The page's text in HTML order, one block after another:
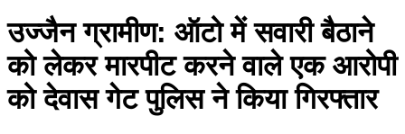
उज्जैन ग्रामीण: ऑटो में सवारी बैठाने
को लेकर मारपीट करने वाले एक आरोपी
को देवास गेट पुलिस ने किया गिरफ्तार